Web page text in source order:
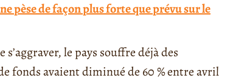
pèse de façon plus forte que prévu sur le
le pays souffre déjà des
fonds avaient diminué de 60 % entre avril